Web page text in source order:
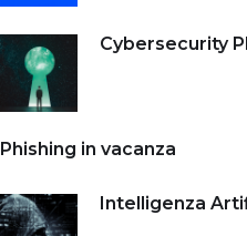
Cybersecurity
Phishing in vacanza
Intelligenza